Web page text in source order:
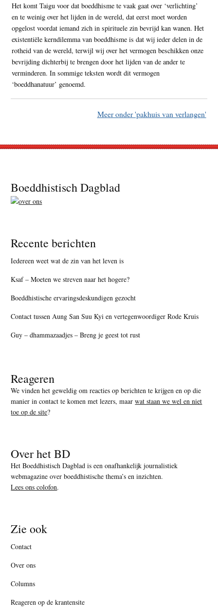
Het komt Taigu voor dat boeddhisme te vaak gaat over ‘verlichting’
en te weinig over het lijden in de wereld, dat eerst moet worden
opgelost voordat iemand zich in spirituele zin bevrijd kan wanen. Het
existentiële kerndilemma van boeddhisme is dat wij ieder delen in de
rotheid van de wereld, terwijl wij over het vermogen beschikken onze
bevrijding dichterbij te brengen door het lijden van de ander te
verminderen. In sommige teksten wordt dit vermogen
‘boeddhanatuur’ genoemd.
Meer onder 'pakhuis van verlangen'
Footer
Boeddhistisch Dagblad
Recente berichten
Iedereen weet wat de zin van het leven is
Ksaf – Moeten we streven naar het hogere?
Boeddhistische ervaringsdeskundigen gezocht
Contact tussen Aung San Suu Kyi en vertegenwoordiger Rode Kruis
Guy – dhammazaadjes – Breng je geest tot rust
Reageren
We vinden het geweldig om reacties op berichten te krijgen en op die
manier in contact te komen met lezers, maarwat staan we wel en niet
toe op de site?
Over het BD
Het Boeddhistisch Dagblad is een onafhankelijk journalistiek
webmagazine over boeddhistische thema’s en inzichten.
Lees ons colofon.
Zie ook
Contact
Over ons
Columns
Reageren op de krantensite